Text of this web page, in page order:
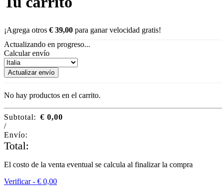
¡Agrega otros € 39,00 para ganar velocidad gratis!
Actualizando en progreso...
Calcular envío
Actualizar envío
No hay productos en el carrito.
Subtotal: € 0,00
/
Envío:
Total:
El costo de la venta eventual se calcula al finalizar la compra
Verificar - € 0,00